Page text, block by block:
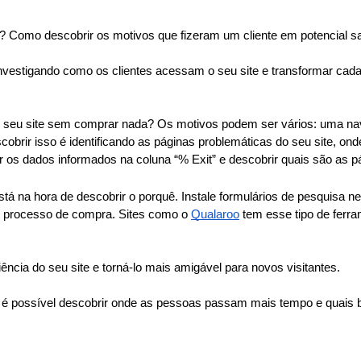
descobrir os motivos que fizeram um cliente em potencial
como os clientes acessam o seu site e transformar
site sem comprar nada? Os motivos podem ser vários: uma
isso é identificando as páginas problemáticas do seu site,
os dados informados na coluna “% Exit” e descobrir quais são as
na hora de descobrir o porquê. Instale formulários de pesquisa
de compra. Sites como o Qualaroo tem esse tipo de
do seu site e torná-lo mais amigável para novos visitantes.
possível descobrir onde as pessoas passam mais tempo e